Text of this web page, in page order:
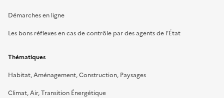
Démarches en ligne
Les bons réflexes en cas de contrôle par des agents de l’État
Thématiques
Habitat, Aménagement, Construction, Paysages
Climat, Air, Transition Énergétique